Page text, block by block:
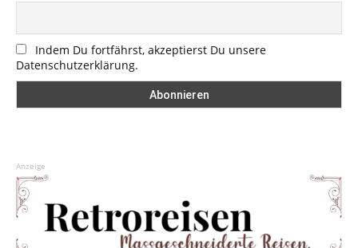
Indem Du fortfährst, akzeptierst Du unsere
Datenschutzerklärung.
Anzeige